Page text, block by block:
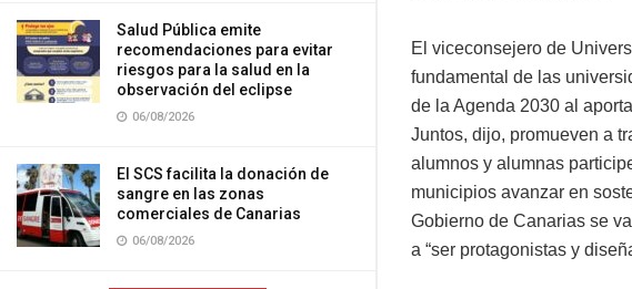
Salud Pública emite
recomendaciones para evitar
riesgos para la salud en la
observación del eclipse
06/08/2026
El SCS facilita la donación de
sangre en las zonas
comerciales de Canarias
06/08/2026
El viceconsejero de
fundamental de las
de la Agenda 2030 al
Juntos, dijo, promueven a
alumnos y alumnas
municipios avanzar en
Gobierno de Canarias se
a “ser protagonistas y